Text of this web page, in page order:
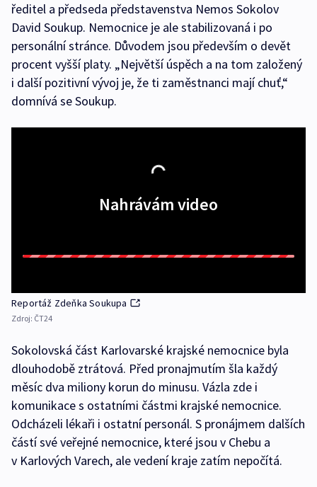
ředitel a předseda představenstva Nemos Sokolov
David Soukup. Nemocnice je ale stabilizovaná i po
personální stránce. Důvodem jsou především o devět
procent vyšší platy. „Největší úspěch a na tom založený
i další pozitivní vývoj je, že ti zaměstnanci mají chuť,“
domnívá se Soukup.
Nahrávám video
Reportáž Zdeňka Soukupa
Zdroj: ČT24
Sokolovská část Karlovarské krajské nemocnice byla
dlouhodobě ztrátová. Před pronajmutím šla každý
měsíc dva miliony korun do minusu. Vázla zde i
komunikace s ostatními částmi krajské nemocnice.
Odcházeli lékaři i ostatní personál. S pronájmem dalších
částí své veřejné nemocnice, které jsou v Chebu a
v Karlových Varech, ale vedení kraje zatím nepočítá.